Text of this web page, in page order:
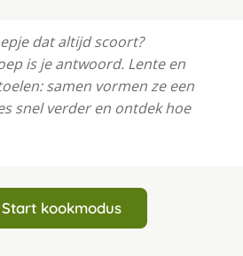
dat altijd scoort?
is je antwoord. Lente en
samen vormen ze een
snel verder en ontdek hoe
Start kookmodus